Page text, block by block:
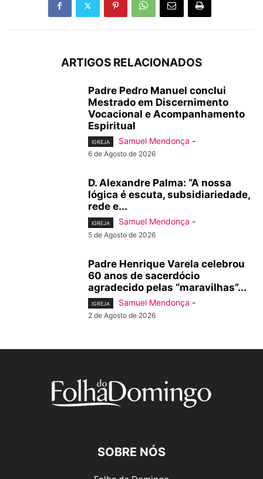
ARTIGOS RELACIONADOS
Padre Pedro Manuel conclui
Mestrado em Discernimento
Vocacional e Acompanhamento
Espiritual
IGREJA Samuel Mendonça -
6 de Agosto de 2026
D. Alexandre Palma: “A nossa
lógica é escuta, subsidiariedade,
rede e...
IGREJA Samuel Mendonça -
5 de Agosto de 2026
Padre Henrique Varela celebrou
60 anos de sacerdócio
agradecido pelas “maravilhas”...
IGREJA Samuel Mendonça -
2 de Agosto de 2026
SOBRE NÓS